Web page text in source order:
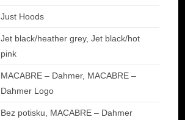
Just Hoods
Jet black/heather grey, Jet black/hot
pink
MACABRE – Dahmer, MACABRE –
Dahmer Logo
Bez potisku, MACABRE – Dahmer